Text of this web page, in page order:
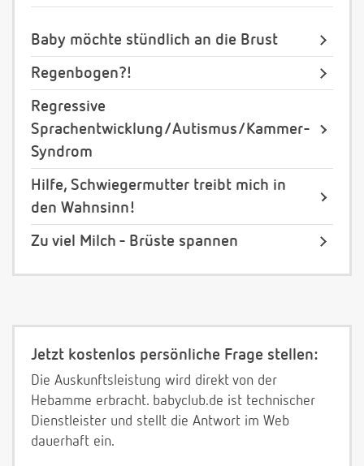
Baby möchte stündlich an die Brust
Regenbogen?!
Regressive
Sprachentwicklung/Autismus/Kammer-
Syndrom
Hilfe, Schwiegermutter treibt mich in
den Wahnsinn!
Zu viel Milch - Brüste spannen
Jetzt kostenlos persönliche Frage stellen:
Die Auskunftsleistung wird direkt von der
Hebamme erbracht. babyclub.de ist technischer
Dienstleister und stellt die Antwort im Web
dauerhaft ein.